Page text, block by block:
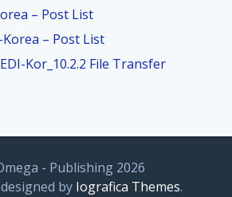
– Post List
Korea – Post List
Kor_10.2.2 File Transfer
- Publishing 2026
by Iografica Themes.